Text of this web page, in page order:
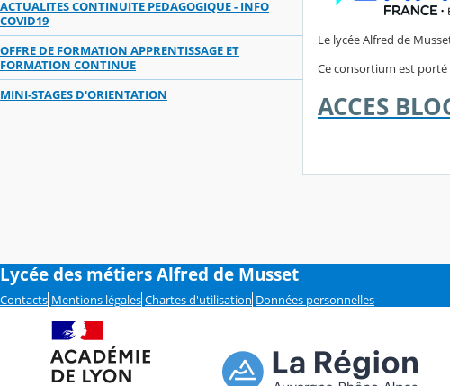
ACTUALITES CONTINUITE PEDAGOGIQUE - INFO
COVID19
OFFRE DE FORMATION APPRENTISSAGE ET
FORMATION CONTINUE
MINI-STAGES D'ORIENTATION
Le lycée Alfred de
Ce consortium est porté
ACCES
Lycée des métiers Alfred de Musset
Contacts Mentions légales Chartes d'utilisation Données personnelles